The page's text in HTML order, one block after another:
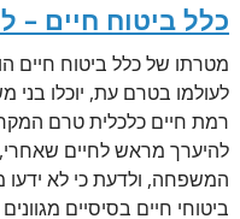
כלל ביטוח חיים –
מטרתו של כלל ביטוח חיים
לעולמו בטרם עת, יוכלו
רמת חיים כלכלית טרם
להיערך מראש לחיים שאחרי,
המשפחה, ולדעת כי לא
ביטוחי חיים בסיסיים